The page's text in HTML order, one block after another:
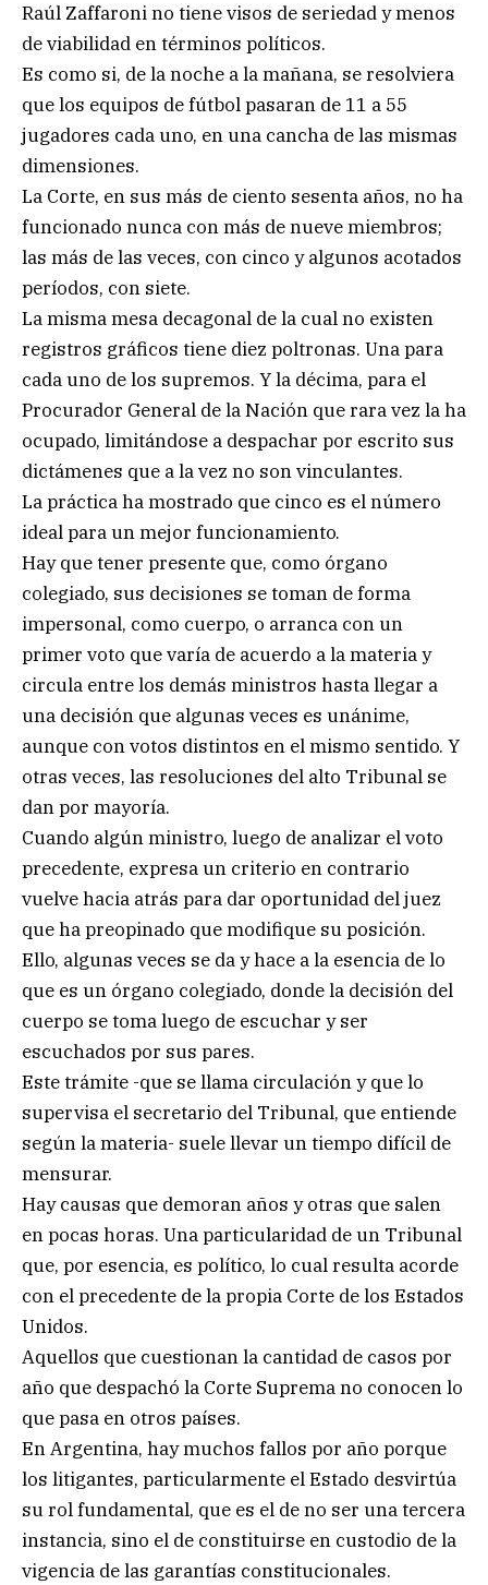
Raúl Zaffaroni no tiene visos de seriedad y menos
de viabilidad en términos políticos.
Es como si, de la noche a la mañana, se resolviera
que los equipos de fútbol pasaran de 11 a 55
jugadores cada uno, en una cancha de las mismas
dimensiones.
La Corte, en sus más de ciento sesenta años, no ha
funcionado nunca con más de nueve miembros;
las más de las veces, con cinco y algunos acotados
períodos, con siete.
La misma mesa decagonal de la cual no existen
registros gráficos tiene diez poltronas. Una para
cada uno de los supremos. Y la décima, para el
Procurador General de la Nación que rara vez la ha
ocupado, limitándose a despachar por escrito sus
dictámenes que a la vez no son vinculantes.
La práctica ha mostrado que cinco es el número
ideal para un mejor funcionamiento.
Hay que tener presente que, como órgano
colegiado, sus decisiones se toman de forma
impersonal, como cuerpo, o arranca con un
primer voto que varía de acuerdo a la materia y
circula entre los demás ministros hasta llegar a
una decisión que algunas veces es unánime,
aunque con votos distintos en el mismo sentido. Y
otras veces, las resoluciones del alto Tribunal se
dan por mayoría.
Cuando algún ministro, luego de analizar el voto
precedente, expresa un criterio en contrario
vuelve hacia atrás para dar oportunidad del juez
que ha preopinado que modifique su posición.
Ello, algunas veces se da y hace a la esencia de lo
que es un órgano colegiado, donde la decisión del
cuerpo se toma luego de escuchar y ser
escuchados por sus pares.
Este trámite -que se llama circulación y que lo
supervisa el secretario del Tribunal, que entiende
según la materia- suele llevar un tiempo difícil de
mensurar.
Hay causas que demoran años y otras que salen
en pocas horas. Una particularidad de un Tribunal
que, por esencia, es político, lo cual resulta acorde
con el precedente de la propia Corte de los Estados
Unidos.
Aquellos que cuestionan la cantidad de casos por
año que despachó la Corte Suprema no conocen lo
que pasa en otros países.
En Argentina, hay muchos fallos por año porque
los litigantes, particularmente el Estado desvirtúa
su rol fundamental, que es el de no ser una tercera
instancia, sino el de constituirse en custodio de la
vigencia de las garantías constitucionales.